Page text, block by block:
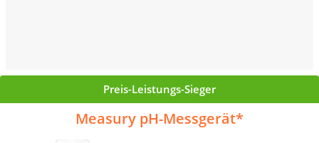
Preis-Leistungs-Sieger
Measury pH-Messgerät